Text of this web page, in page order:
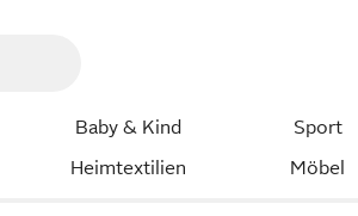
Baby & Kind Sport
Heimtextilien Möbel